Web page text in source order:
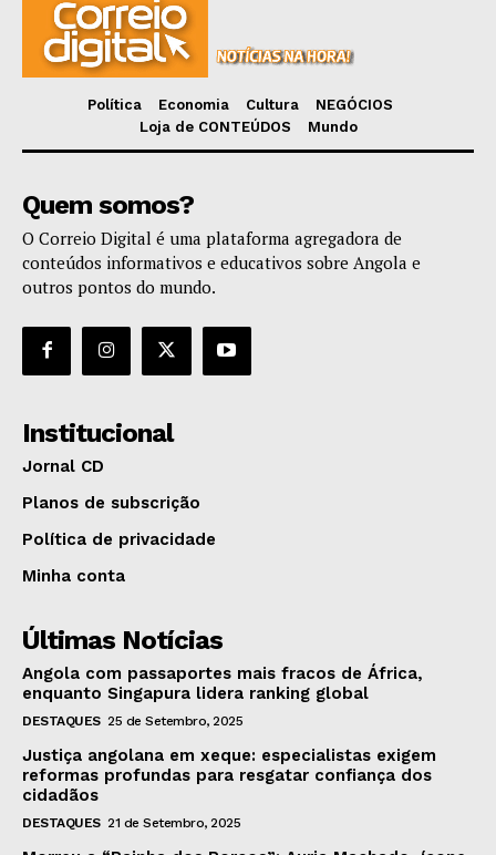
Política Economia Cultura
NEGÓCIOS
Loja de CONTEÚDOS
Mundo
Quem somos?
O Correio Digital é uma plataforma agregadora de
conteúdos informativos e educativos sobre Angola e
outros pontos do mundo.
Institucional
Jornal CD
Planos de subscrição
Política de privacidade
Minha conta
Últimas Notícias
Angola com passaportes mais fracos de África,
enquanto Singapura lidera ranking global
DESTAQUES 25 de Setembro, 2025
Justiça angolana em xeque: especialistas exigem
reformas profundas para resgatar confiança dos
cidadãos
DESTAQUES 21 de Setembro, 2025